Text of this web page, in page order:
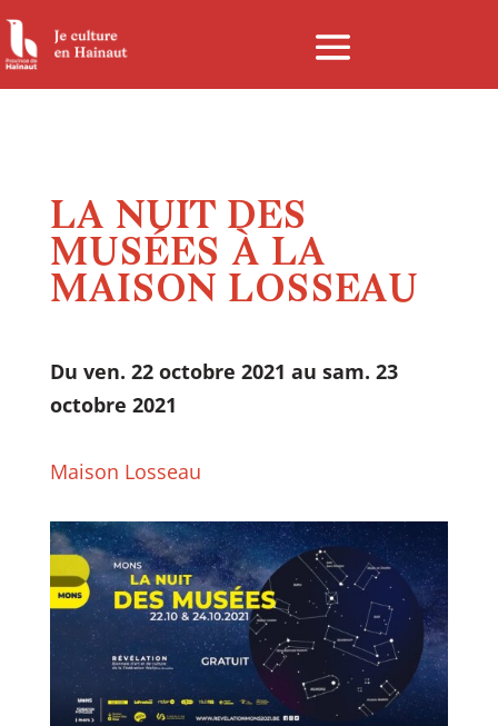
Panneau de gestion des cookies
LA NUIT DES
MUSÉES À LA
MAISON LOSSEAU
Du ven. 22 octobre 2021 au sam. 23
octobre 2021
Maison Losseau